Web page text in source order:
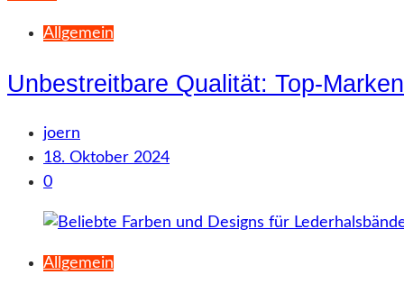
Allgemein
Unbestreitbare Qualität: Top-
joern
18. Oktober 2024
0
Allgemein